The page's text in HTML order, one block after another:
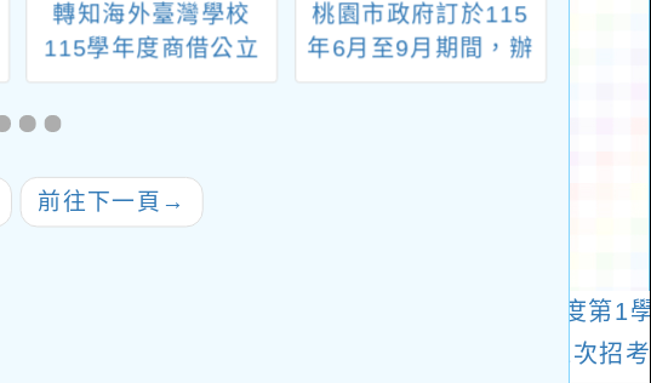
轉知海外臺灣學校
115學年度商借公立
桃園市政府訂於115
年6月至9月期間，辦
前往下一頁 →